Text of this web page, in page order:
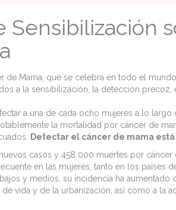
Sensibilización
de Mama, que se celebra en todo el
a la sensibilización, la detección
a una de cada ocho mujeres a lo largo
la mortalidad por cáncer de
Detectar el cáncer de mama está
casos y 458 000 muertes por cáncer
en las mujeres, tanto en los países
y medios, su incidencia ha aumentado
vida y de la urbanización, así como a la